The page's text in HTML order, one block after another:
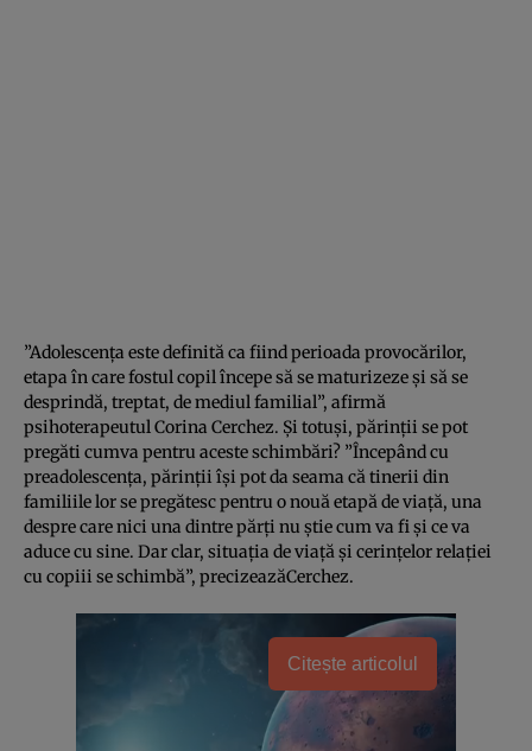
”Adolescenţa este definită ca fiind perioada provocărilor,
etapa în care fostul copil începe să se maturizeze şi să se
desprindă, treptat, de mediul familial”, afirmă
psihoterapeutul Corina Cerchez. Şi totuşi, părinţii se pot
pregăti cumva pentru aceste schimbări? ”Începând cu
preadolescenţa, părinţii îşi pot da seama că tinerii din
familiile lor se pregătesc pentru o nouă etapă de viaţă, una
despre care nici una dintre părţi nu ştie cum va fi şi ce va
aduce cu sine. Dar clar, situaţia de viaţă şi cerinţelor relaţiei
cu copiii se schimbă”, precizeazăCerchez.
Citește articolul